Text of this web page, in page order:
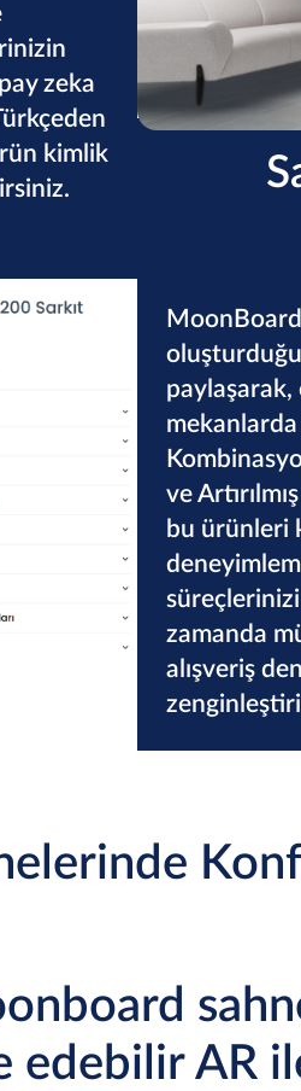
zeka
kimlik
MoonBoard
mekanlarda
ve
bu ürünleri
süreçlerinizi
zamanda
alışveriş
edebilir AR